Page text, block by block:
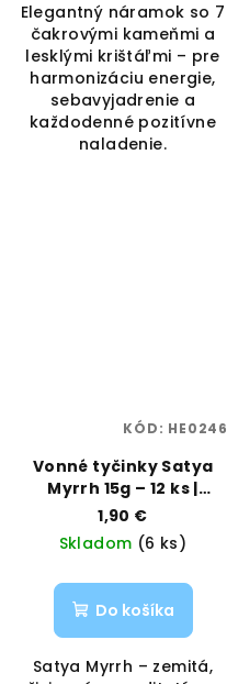
Elegantný náramok so 7
čakrovými kameňmi a
lesklými krištáľmi – pre
harmonizáciu energie,
sebavyjadrenie a
každodenné pozitívne
naladenie.
Vonné tyčinky Satya
Myrrh 15g – 12 ks |
Živicová aróma s
tradíciou | Vaporama
1,90 €
Skladom (6 ks)
Do košíka
Satya Myrrh – zemitá,
KÓD: HE0246